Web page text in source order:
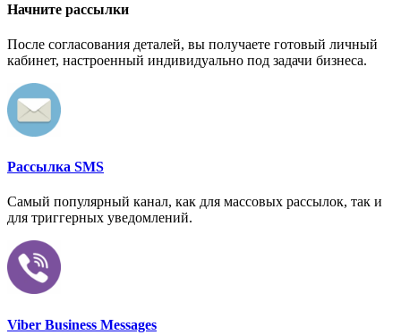
Начните рассылки
После согласования деталей, вы получаете готовый личный
кабинет, настроенный индивидуально под задачи бизнеса.
Рассылка SMS
Самый популярный канал, как для массовых рассылок, так и
для триггерных уведомлений.
Viber Business Messages